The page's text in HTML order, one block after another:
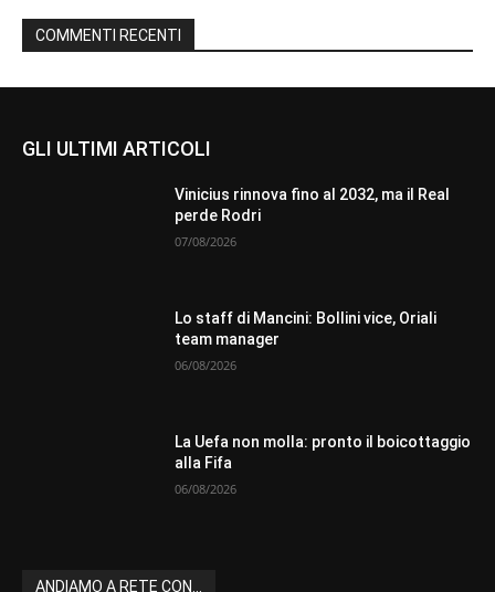
COMMENTI RECENTI
GLI ULTIMI ARTICOLI
Vinicius rinnova fino al 2032, ma il Real
perde Rodri
07/08/2026
Lo staff di Mancini: Bollini vice, Oriali
team manager
06/08/2026
La Uefa non molla: pronto il boicottaggio
alla Fifa
06/08/2026
ANDIAMO A RETE CON...